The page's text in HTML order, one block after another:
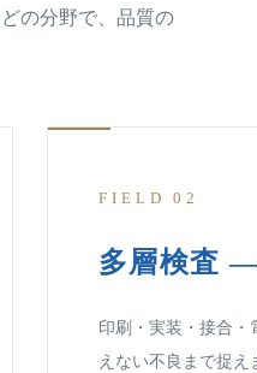
の分野で、品質の
FIELD 02
多層検査
印刷・実装・接合
えない不良まで捉え